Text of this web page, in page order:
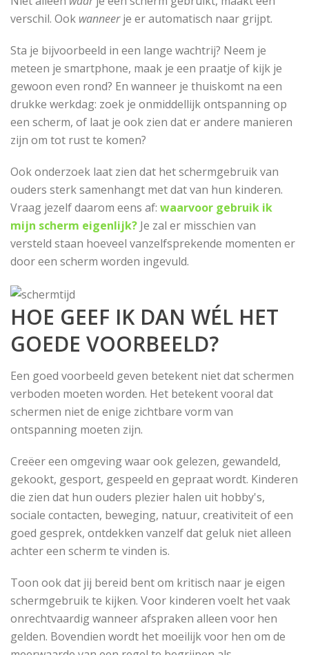
verschil. Ook wanneerje er automatisch naar grijpt.
Sta je bijvoorbeeld in een lange wachtrij? Neem je
meteen je smartphone, maak je een praatje of kijk je
gewoon even rond? En wanneer je thuiskomt na een
drukke werkdag: zoek je onmiddellijk ontspanning op
een scherm, of laat je ook zien dat er andere manieren
zijn om tot rust te komen?
Ook onderzoek laat zien dat het schermgebruik van
ouders sterk samenhangt met dat van hun kinderen.
Vraag jezelf daarom eens af: waarvoor gebruik ik
mijn scherm eigenlijk? Je zal er misschien van
versteld staan hoeveel vanzelfsprekende momenten er
door een scherm worden ingevuld.
HOE GEEF IK DAN WÉL HET
GOEDE VOORBEELD?
​Een goed voorbeeld geven betekent niet dat schermen
verboden moeten worden. Het betekent vooral dat
schermen niet de enige zichtbare vorm van
ontspanning moeten zijn.
Creëer een omgeving waar ook gelezen, gewandeld,
gekookt, gesport, gespeeld en gepraat wordt. Kinderen
die zien dat hun ouders plezier halen uit hobby's,
sociale contacten, beweging, natuur, creativiteit of een
goed gesprek, ontdekken vanzelf dat geluk niet alleen
achter een scherm te vinden is.
Toon ook dat jij bereid bent om kritisch naar je eigen
schermgebruik te kijken. Voor kinderen voelt het vaak
onrechtvaardig wanneer afspraken alleen voor hen
gelden. Bovendien wordt het moeilijk voor hen om de